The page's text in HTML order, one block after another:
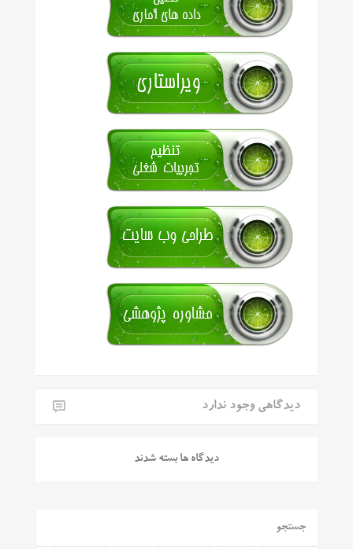
دیدگاهی وجود ندارد
دیدگاه ها بسته شدند
جستجو